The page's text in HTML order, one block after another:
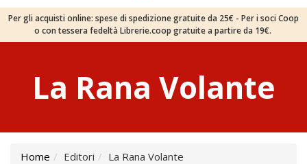
Per gli acquisti online: spese di spedizione gratuite da 25€ - Per i soci Coop
o con tessera fedeltà Librerie.coop gratuite a partire da 19€.
La Rana Volante
Home Editori La Rana Volante